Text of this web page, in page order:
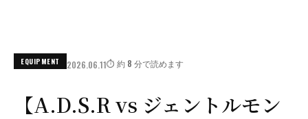
EQUIPMENT 2026.06.11⏱️ 約 8 分で読めます
【A.D.S.R vs ジェントルモン